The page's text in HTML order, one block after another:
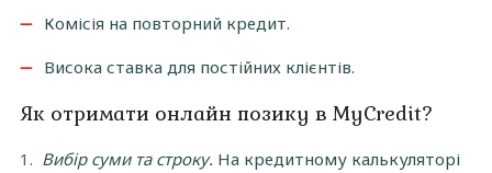
Комісія на повторний кредит.
Висока ставка для постійних клієнтів.
Як отримати онлайн позику в MyCredit?
Вибір суми та строку. На кредитному калькуляторі